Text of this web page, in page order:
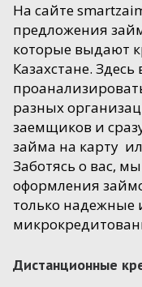
На сайте
предложения
которые выдают
Казахстане.
разных
заемщиков и
займа на карту
Заботясь о вас,
оформления
только надежные
Дистанционные